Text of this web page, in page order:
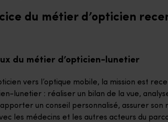
du métier d’opticien
du métier d’opticien-lunetier
vers l’optique mobile, la mission est
lunetier : réaliser un bilan de la vue,
un conseil personnalisé, assurer son
les médecins et les autres acteurs du